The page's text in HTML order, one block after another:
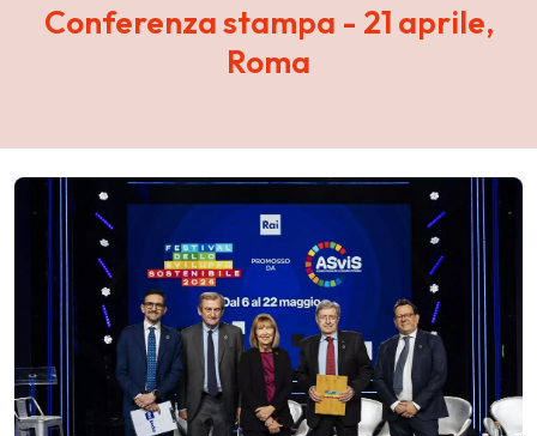
Conferenza stampa - 21 aprile,
Roma